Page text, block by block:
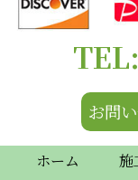
お問
ホーム 施